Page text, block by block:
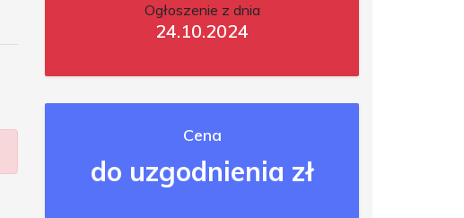
Ogłoszenie z dnia
24.10.2024
Cena
do uzgodnienia zł